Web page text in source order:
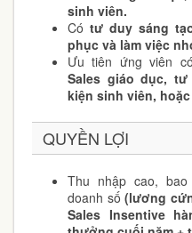
sinh viên.
Có tư duy sáng
phục và làm việc
Ưu tiên ứng viên
Sales giáo dục,
kiện sinh viên,
QUYỀN LỢI
Thu nhập cao,
doanh số (lương
Sales Insentive